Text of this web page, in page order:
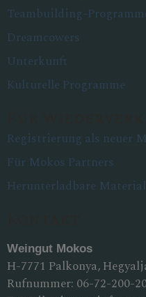
Teambuilding-
Dreamcowers
Unterkunft
Kulturelle Programme
Registrierung als neuer
Für Mokos Partners
Herunterladbare
Weingut Mokos
H-7771 Palkonya,
Rufnummer: 06-72-200-